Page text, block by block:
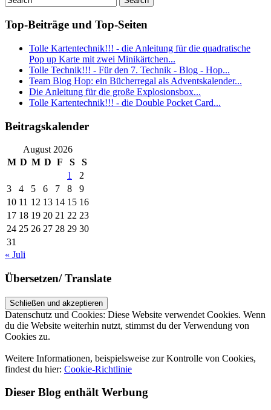
Top-Beiträge und Top-Seiten
Tolle Kartentechnik!!! - die Anleitung für die quadratische
Pop up Karte mit zwei Minikärtchen...
Tolle Technik!!! - Für den 7. Technik - Blog - Hop...
Team Blog Hop: ein Bücherregal als Adventskalender...
Die Anleitung für die große Explosionsbox...
Tolle Kartentechnik!!! - die Double Pocket Card...
Beitragskalender
August 2026
M D M D F S
S
1
2
3
4 5 6 7 8
9
10 11 12 13 14 15 16
17 18 19 20 21 22 23
24 25 26 27 28 29 30
31
« Juli
Übersetzen/ Translate
Datenschutz und Cookies: Diese Website verwendet Cookies. Wenn
du die Website weiterhin nutzt, stimmst du der Verwendung von
Cookies zu.
Weitere Informationen, beispielsweise zur Kontrolle von Cookies,
findest du hier: Cookie-Richtlinie
Dieser Blog enthält Werbung